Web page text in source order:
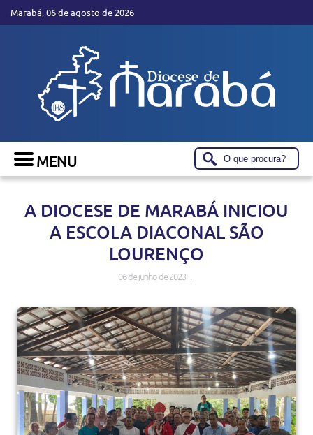
Marabá, 06 de agosto de 2026
A DIOCESE DE MARABÁ INICIOU
A ESCOLA DIACONAL SÃO
LOURENÇO
06 de junho de 2023 .